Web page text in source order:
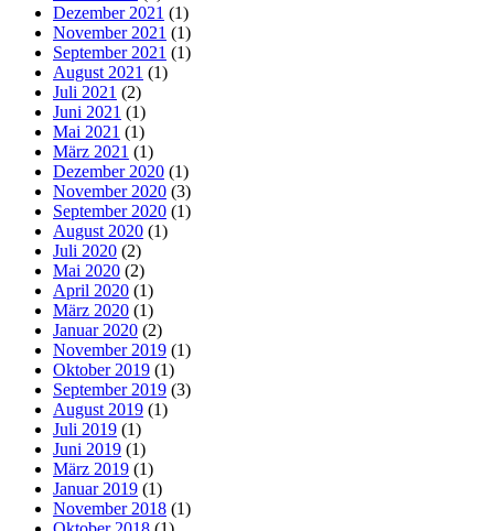
Dezember 2021 (1)
November 2021 (1)
September 2021 (1)
August 2021 (1)
Juli 2021 (2)
Juni 2021 (1)
Mai 2021 (1)
März 2021 (1)
Dezember 2020 (1)
November 2020 (3)
September 2020 (1)
August 2020 (1)
Juli 2020 (2)
Mai 2020 (2)
April 2020 (1)
März 2020 (1)
Januar 2020 (2)
November 2019 (1)
Oktober 2019 (1)
September 2019 (3)
August 2019 (1)
Juli 2019 (1)
Juni 2019 (1)
März 2019 (1)
Januar 2019 (1)
November 2018 (1)